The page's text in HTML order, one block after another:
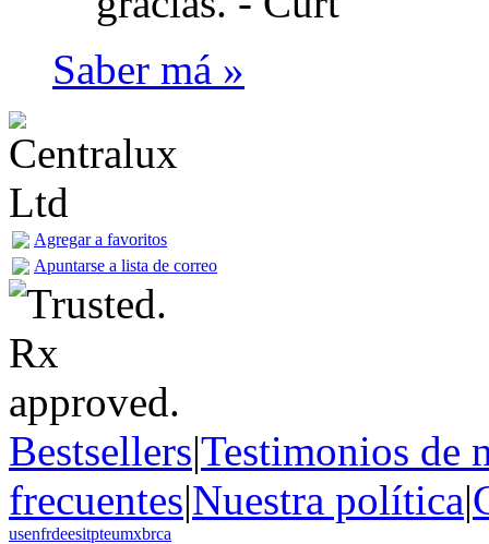
Saber má »
Agregar a favoritos
Apuntarse a lista de correo
Bestsellers|Testimonios de
frecuentes|Nuestra política|
usenfrdeesitpteumxbrca